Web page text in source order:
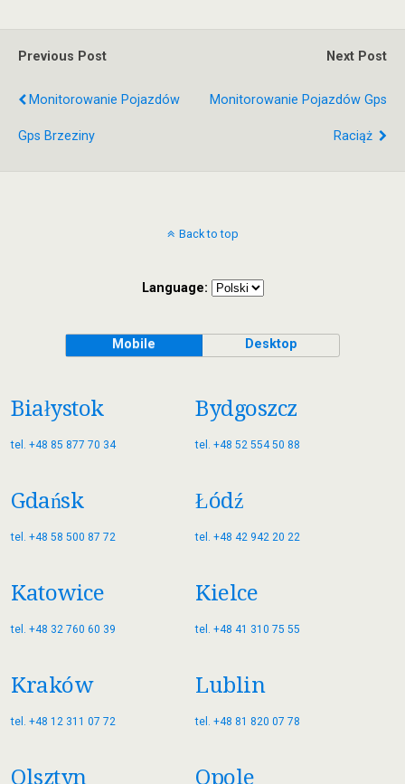
Previous Post
Monitorowanie Pojazdów
Gps Brzeziny
Next Post
Monitorowanie Pojazdów Gps
Raciąż
Back to top
Language:
Mobile Desktop
Białystok
tel. +48 85 877 70 34
Bydgoszcz
tel. +48 52 554 50 88
Gdańsk
tel. +48 58 500 87 72
Łódź
tel. +48 42 942 20 22
Katowice
tel. +48 32 760 60 39
Kielce
tel. +48 41 310 75 55
Kraków
tel. +48 12 311 07 72
Lublin
tel. +48 81 820 07 78
Olsztyn Opole